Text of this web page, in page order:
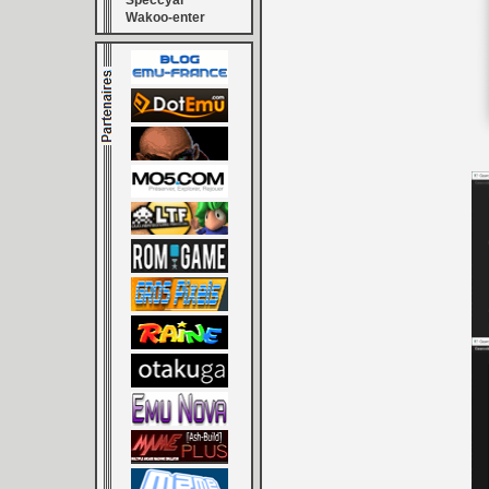
Wakoo-enter